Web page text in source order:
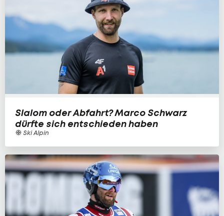
Slalom oder Abfahrt? Marco Schwarz
dürfte sich entschieden haben
Ski Alpin